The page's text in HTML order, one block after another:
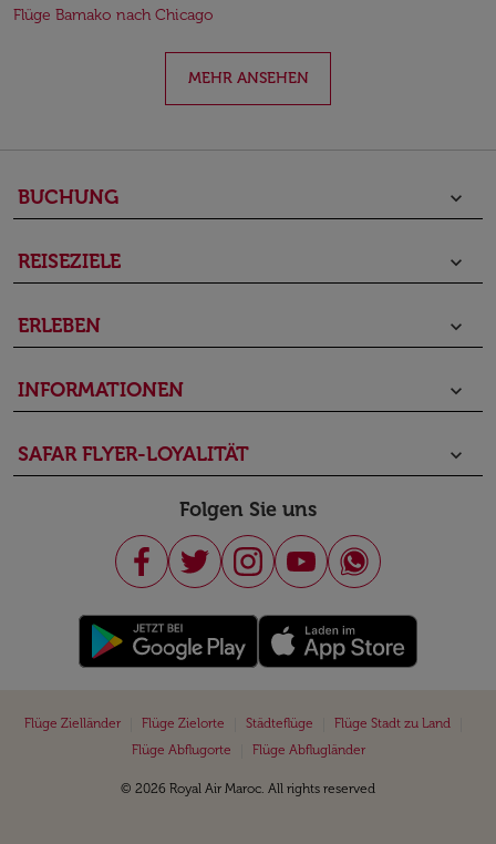
Flüge Bamako nach Chicago
MEHR ANSEHEN
BUCHUNG keyboard_arrow_down
REISEZIELE keyboard_arrow_down
ERLEBEN keyboard_arrow_down
INFORMATIONEN keyboard_arrow_down
SAFAR FLYER-LOYALITÄT keyboard_arrow_down
Folgen Sie uns
Flüge Zielländer Flüge Zielorte Städteflüge Flüge Stadt zu Land
Flüge Abflugorte
Flüge Abflugländer
© 2026 Royal Air Maroc. All rights reserved